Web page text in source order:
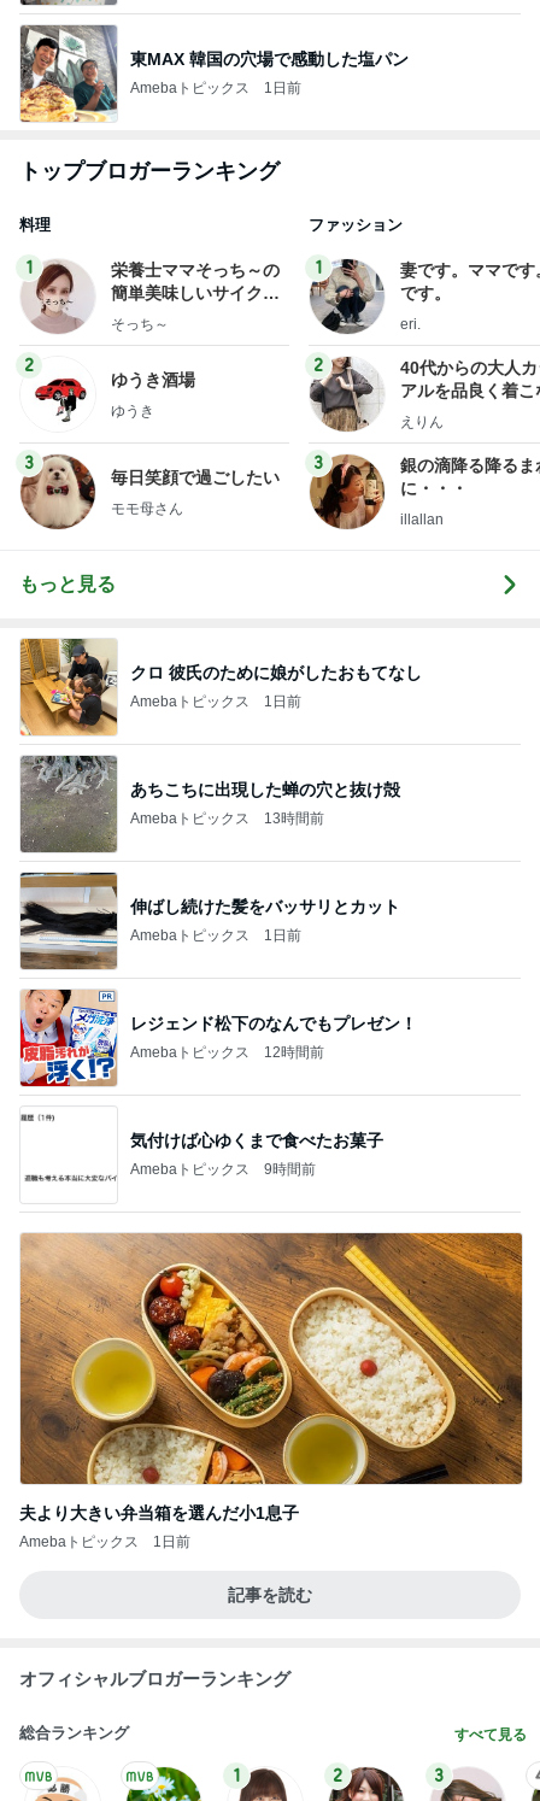
東MAX 韓国の穴場で感動した塩パン
Amebaトピックス 1日前
トップブロガーランキング
料理
1
栄養士ママそっち～の
簡単美味しいサイクル
献立
そっち～
2
ゆうき酒場
ゆうき
3
毎日笑顔で過ごしたい
モモ母さん
ファッション
1
妻です。ママです
です。
eri.
2
40代からの大人
アルを品良く着こ
ファッションブロ
えりん
3
銀の滴降る降るま
に・・・
illallan
もっと見る
クロ 彼氏のために娘がしたおもてなし
Amebaトピックス 1日前
あちこちに出現した蝉の穴と抜け殻
Amebaトピックス 13時間前
伸ばし続けた髪をバッサリとカット
Amebaトピックス 1日前
レジェンド松下のなんでもプレゼン！
Amebaトピックス 12時間前
気付けば心ゆくまで食べたお菓子
Amebaトピックス 9時間前
夫より大きい弁当箱を選んだ小1息子
Amebaトピックス 1日前
記事を読む
オフィシャルブロガーランキング
総合ランキング すべて見る
1 2 3